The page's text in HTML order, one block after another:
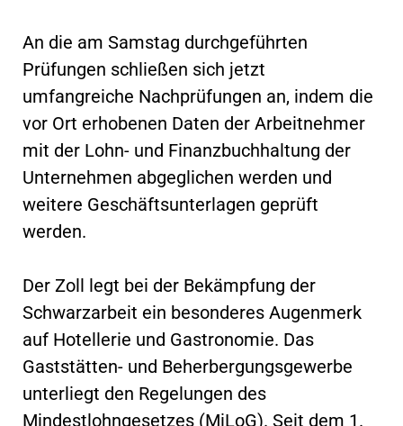
An die am Samstag durchgeführten
Prüfungen schließen sich jetzt
umfangreiche Nachprüfungen an, indem die
vor Ort erhobenen Daten der Arbeitnehmer
mit der Lohn- und Finanzbuchhaltung der
Unternehmen abgeglichen werden und
weitere Geschäftsunterlagen geprüft
werden.
Der Zoll legt bei der Bekämpfung der
Schwarzarbeit ein besonderes Augenmerk
auf Hotellerie und Gastronomie. Das
Gaststätten- und Beherbergungsgewerbe
unterliegt den Regelungen des
Mindestlohngesetzes (MiLoG). Seit dem 1.